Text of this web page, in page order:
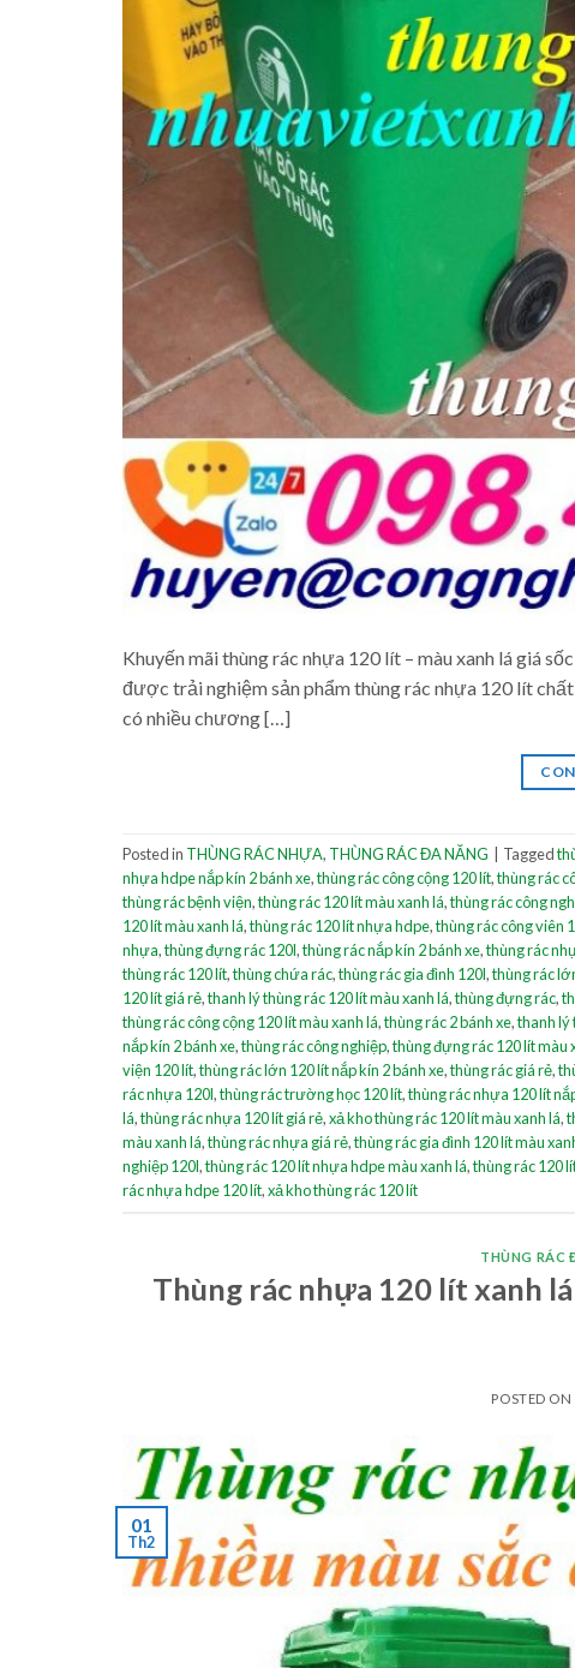
Khuyến mãi thùng rác nhựa 120 lít – màu xanh lá giá
được trải nghiệm sản phẩm thùng rác nhựa 120 lít
có nhiều chương […]
Posted in THÙNG RÁC NHỰA, THÙNG RÁC ĐA NĂNG Tagged
nhựa hdpe nắp kín 2 bánh xe,thùng rác công cộng 120 lít,thùng rác
thùng rác bệnh viện,thùng rác 120 lít màu xanh lá,thùng rác công
120 lít màu xanh lá,thùng rác 120 lít nhựa hdpe,thùng rác công viên
nhựa,thùng đựng rác 120l,thùng rác nắp kín 2 bánh xe,thùng rác
thùng rác 120 lít,thùng chứa rác,thùng rác gia đình 120l,thùng rác
120 lít giá rẻ,thanh lý thùng rác 120 lít màu xanh lá,thùng đựng rác,
thùng rác công cộng 120 lít màu xanh lá,thùng rác 2 bánh xe,thanh lý
nắp kín 2 bánh xe,thùng rác công nghiệp,thùng đựng rác 120 lít màu
viện 120 lít,thùng rác lớn 120 lít nắp kín 2 bánh xe,thùng rác giá rẻ,
rác nhựa 120l,thùng rác trường học 120 lít,thùng rác nhựa 120 lít
lá,thùng rác nhựa 120 lít giá rẻ,xả kho thùng rác 120 lít màu xanh lá,
màu xanh lá,thùng rác nhựa giá rẻ,thùng rác gia đình 120 lít màu
nghiệp 120l,thùng rác 120 lít nhựa hdpe màu xanh lá,thùng rác 120
rác nhựa hdpe 120 lít,xả kho thùng rác 120 lít
THÙNG RÁC
Thùng rác nhựa 120 lít xanh
POSTED ON
01
Th2